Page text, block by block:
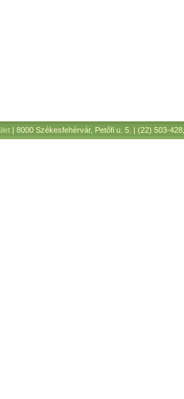
| 8000 Székesfehérvár, Petőfi u. 5. | (22) 503-